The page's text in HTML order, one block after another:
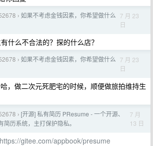
› 如果不考虑金钱因素，你希望做什么 7 月 23
日
什么不合法的？探的什么店？
› 如果不考虑金钱因素，你希望做什么 7 月 23
日
，做二次元死肥宅的时候，顺便做旅拍维持生
› [开源] 私有简历 PResume - 一个开源、
历系统，主打保护隐私。
7 月
13 日
https://gitee.com/appbook/presume